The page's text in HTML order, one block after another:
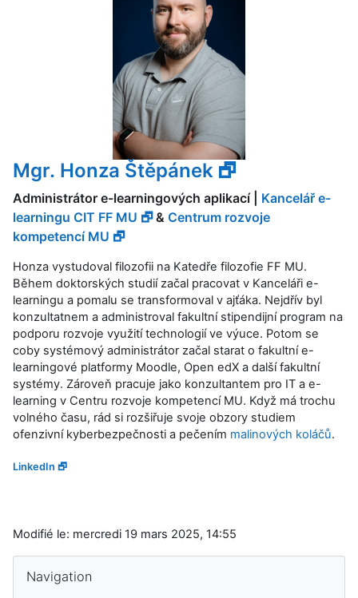
Mgr. Honza Štěpánek 🗗
Administrátor e-learningových aplikací | Kancelář e-
learningu CIT FF MU 🗗& Centrum rozvoje
kompetencí MU 🗗
Honza vystudoval filozofii na Katedře filozofie FF MU.
Během doktorských studií začal pracovat v Kanceláři e-
learningu a pomalu se transformoval v ajťáka. Nejdřív byl
konzultatnem a administroval fakultní stipendijní program na
podporu rozvoje využití technologií ve výuce. Potom se
coby systémový administrátor začal starat o fakultní e-
learningové platformy Moodle, Open edX a další fakultní
systémy. Zároveň pracuje jako konzultantem pro IT a e-
learning v Centru rozvoje kompetencí MU. Když má trochu
volného času, rád si rozšiřuje svoje obzory studiem
ofenzivní kyberbezpečnosti a pečením malinových koláčů.
LinkedIn 🗗
Modifié le: mercredi 19 mars 2025, 14:55
Blocs
Navigation